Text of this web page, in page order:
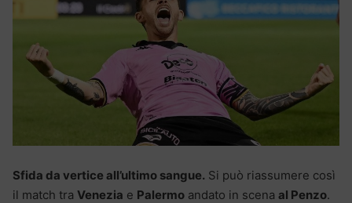
Sfida da vertice all’ultimo sangue. Si può riassumere così
il match tra Venezia e Palermo andato in scena al Penzo.